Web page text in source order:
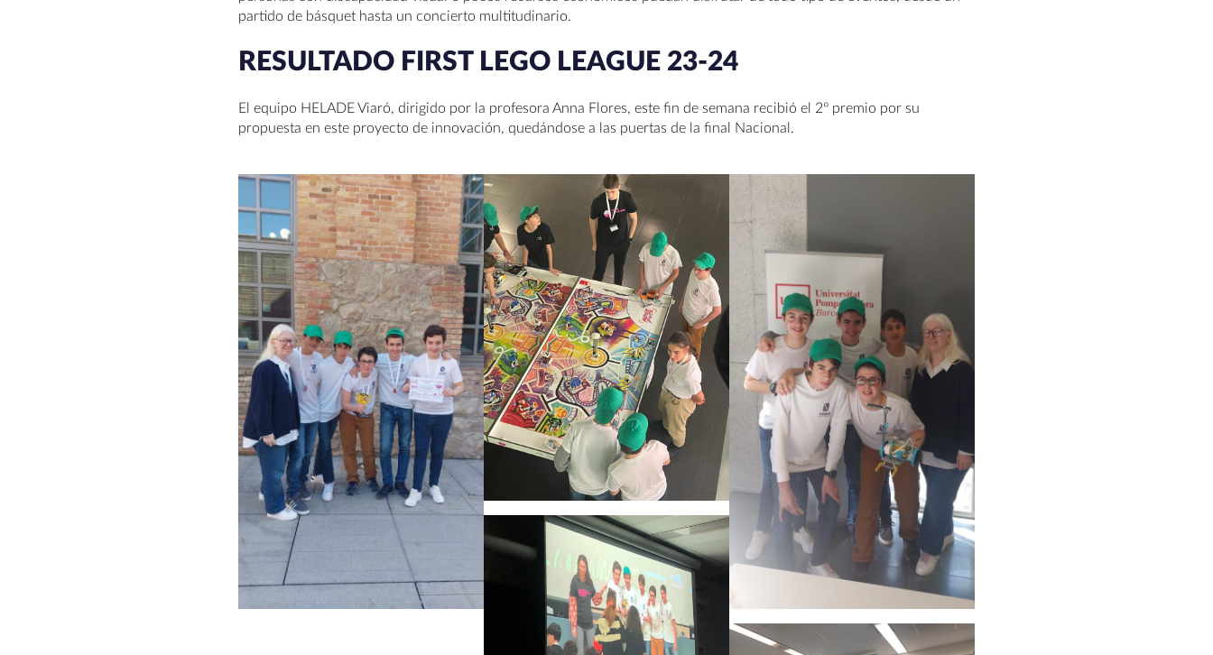
partido de básquet hasta un concierto multitudinario.
RESULTADO FIRST LEGO LEAGUE 23-24
El equipo HELADE Viaró, dirigido por la profesora Anna Flores, este fin de semana recibió el 2º premio por su
propuesta en este proyecto de innovación, quedándose a las puertas de la final Nacional.